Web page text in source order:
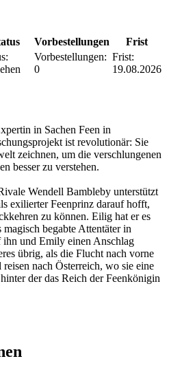
Vorbestellungen
Frist
Vorbestellungen:
0
Frist:
19.08.2026
in Sachen Feen in
ist revolutionär: Sie
zeichnen, um die verschlungenen
besser zu verstehen.
Wendell Bambleby unterstützt
exilierter Feenprinz darauf hofft,
zu können. Eilig hat er es
begabte Attentäter in
ihn und Emily einen Anschlag
übrig, als die Flucht nach vorne
nach Österreich, wo sie eine
der das Reich der Feenkönigin